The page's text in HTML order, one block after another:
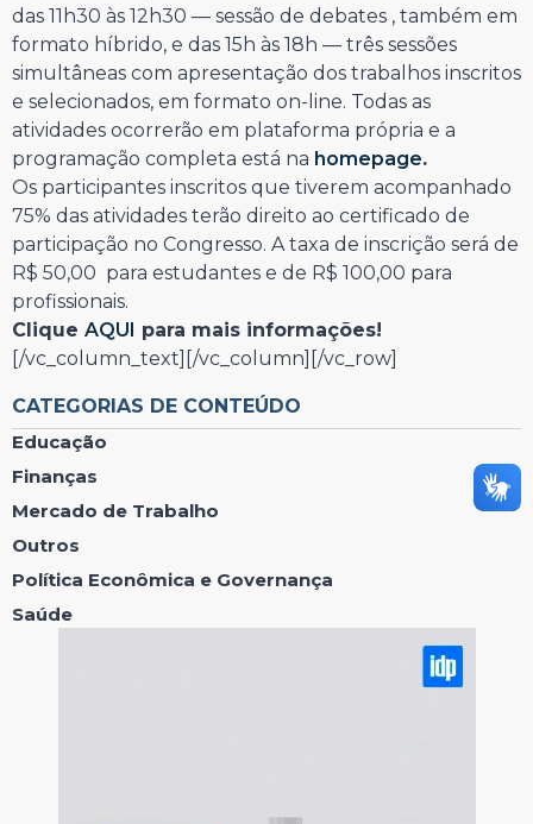
das 11h30 às 12h30 — sessão de debates , também em
formato híbrido, e das 15h às 18h — três sessões
simultâneas com apresentação dos trabalhos inscritos
e selecionados, em formato on-line. Todas as
atividades ocorrerão em plataforma própria e a
programação completa está na homepage.
Os participantes inscritos que tiverem acompanhado
75% das atividades terão direito ao certificado de
participação no Congresso. A taxa de inscrição será de
R$ 50,00 para estudantes e de R$ 100,00 para
profissionais.
Clique AQUI para mais informações!
[/vc_column_text][/vc_column][/vc_row]
CATEGORIAS DE CONTEÚDO
Educação
Finanças
Mercado de Trabalho
Outros
Política Econômica e Governança
Saúde